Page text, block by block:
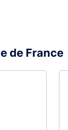
de France